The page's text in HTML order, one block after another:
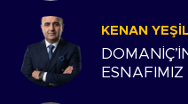
KENAN
ESNAFIMIZ